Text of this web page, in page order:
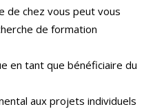
de chez vous peut vous
de formation
en tant que bénéficiaire du
aux projets individuels